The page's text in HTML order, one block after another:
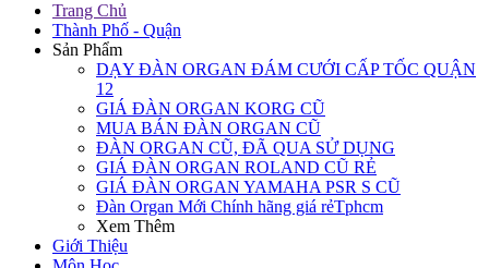
Trang Chủ
Thành Phố - Quận
Sản Phẩm
DẠY ĐÀN ORGAN ĐÁM CƯỚI CẤP TỐC QUẬN
12
GIÁ ĐÀN ORGAN KORG CŨ
MUA BÁN ĐÀN ORGAN CŨ
ĐÀN ORGAN CŨ, ĐÃ QUA SỬ DỤNG
GIÁ ĐÀN ORGAN ROLAND CŨ RẺ
GIÁ ĐÀN ORGAN YAMAHA PSR S CŨ
Đàn Organ Mới Chính hãng giá rẻTphcm
Xem Thêm
Giới Thiệu